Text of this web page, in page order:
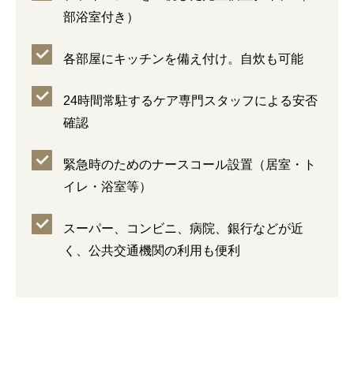
部浴室付き）
各部屋にキッチンを備え付け。自炊も可能
24時間常駐するケア専門スタッフによる安否
確認
緊急時のためのナースコール設置（居室・ト
イレ・浴室等）
スーパー、コンビニ、病院、銀行などが近
く、公共交通機関の利用も便利